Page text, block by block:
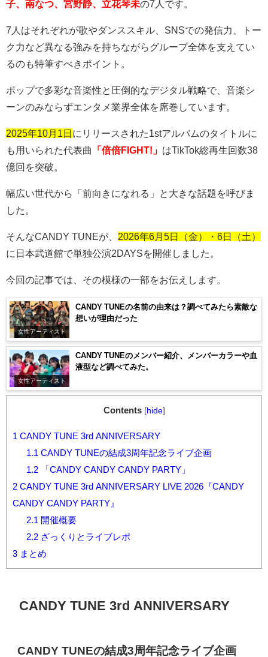
子、南なつ、宮野静、立花琴未の7 人です。
7 人はそれぞれが歌やダンススキル、 SNSでの発信力、トー
ク力など異なる強みを持ちながらグループ全体を支えてい
るのも特筆すべきポイント。
ポップで多彩な音楽性と圧倒的なデジタル戦略で、音楽シ
ーンのみならずエンタメ業界全体を席巻しています。
2025年10月1日にリリースされた1stアルバムのタイトルに
も用いられた代表曲
「倍倍FIGHT!」 はTikTok総再生回数38
億回を突破。
幅広い世代から「前向きになれる」と大きな話題を呼びま
した。
そんなCANDY TUNEが、 2026年6月5日（金）・6日（土）
に日本武道館で単独公演2DAYSを開催しました。
今回の記事では、その模様の一部をお伝えします。
女性アーティスト
CANDY TUNEの名前の由来は？調べてみたら素敵な
想いが理由だった
女性アーティスト
CANDY TUNEのメンバー紹介、メンバーカラーや血
液型など調べてみた。
Contents [hide]
1 CANDY TUNE 3rd ANNIVERSARY
1.1 CANDY TUNEの結成3周年記念ライブ企画
1.2「CANDY CANDY CANDY PARTY」
2 CANDY TUNE 3rd ANNIVERSARY LIVE 2026『CANDY
CANDY CANDY PARTY』
2.1 開催概要
2.2ざっくりとライブレポ
3 まとめ
CANDY TUNE 3rd ANNIVERSARY
CANDY TUNEの結成3周年記念ライブ企画